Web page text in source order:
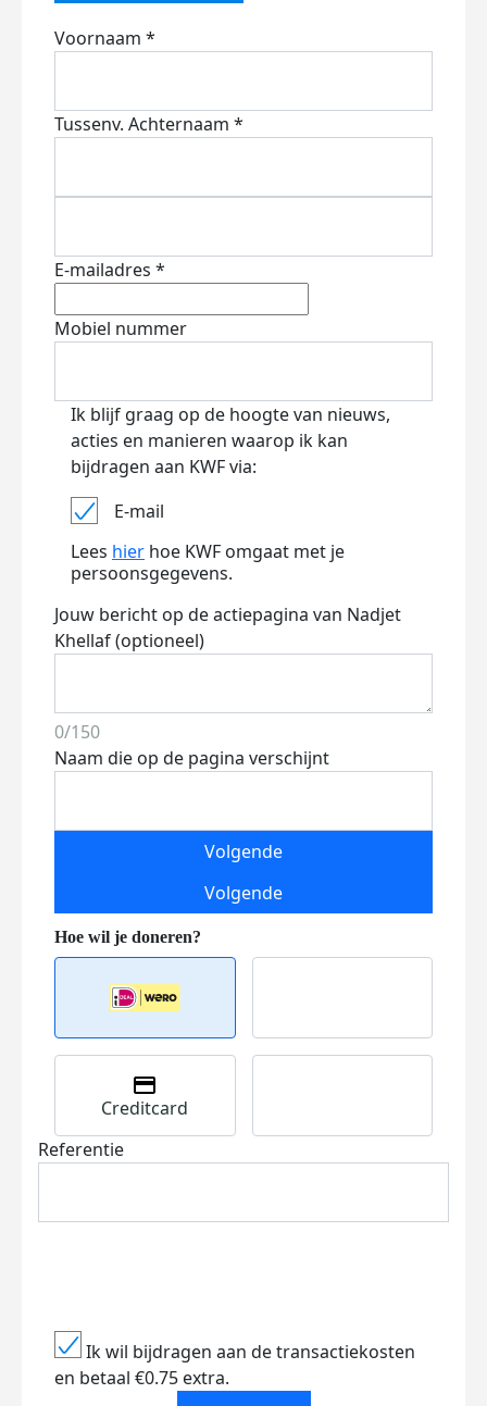
Voornaam *
Tussenv. Achternaam *
E-mailadres *
Mobiel nummer
Ik blijf graag op de hoogte van nieuws,
acties en manieren waarop ik kan
bijdragen aan KWF via:
E-mail
Lees hier hoe KWF omgaat met je
persoonsgegevens.
Jouw bericht op de actiepagina van Nadjet
Khellaf (optioneel)
0/150
Naam die op de pagina verschijnt
Volgende
Volgende
Creditcard
Referentie
Ik wil bijdragen aan de transactiekosten
en betaal €0.75 extra.